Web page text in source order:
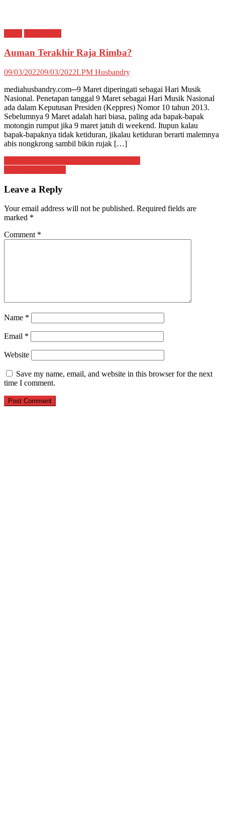
Auman Terakhir Raja Rimba?
09/03/202209/03/2022LPM Husbandry
mediahusbandry.com─9 Maret diperingati sebagai Hari Musik
Nasional. Penetapan tanggal 9 Maret sebagai Hari Musik Nasional
ada dalam Keputusan Presiden (Keppres) Nomor 10 tahun 2013.
Sebelumnya 9 Maret adalah hari biasa, paling ada bapak-bapak
motongin rumput jika 9 maret jatuh di weekend. Itupun kalau
bapak-bapaknya tidak ketiduran, jikalau ketiduran berarti malemnya
abis nongkrong sambil bikin rujak […]
Post
navigation
Leave a Reply
Your email address will not be published. Required fields are
marked *
Comment *
Name *
Email *
Website
Save my name, email, and website in this browser for the next
time I comment.